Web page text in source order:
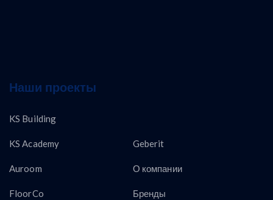
Наши проекты
KS Building
KS Academy
Auroom
FloorCo
Geberit
О компании
Бренды